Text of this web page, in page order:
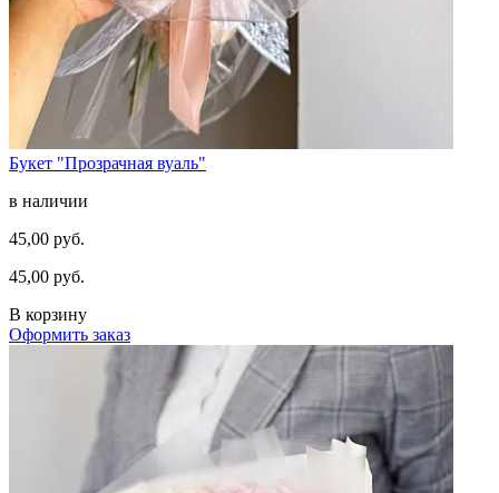
Букет "Прозрачная вуаль"
в наличии
45,00 руб.
45,00 руб.
В корзину
Оформить заказ